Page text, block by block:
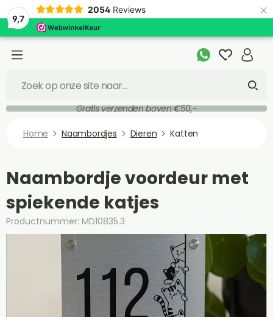
9,7
2054 Reviews ×
Gratis verzenden boven €50,-
Home Naambordjes Dieren Katten
Naambordje voordeur met
spiekende katjes
Productnummer: MD10835.3